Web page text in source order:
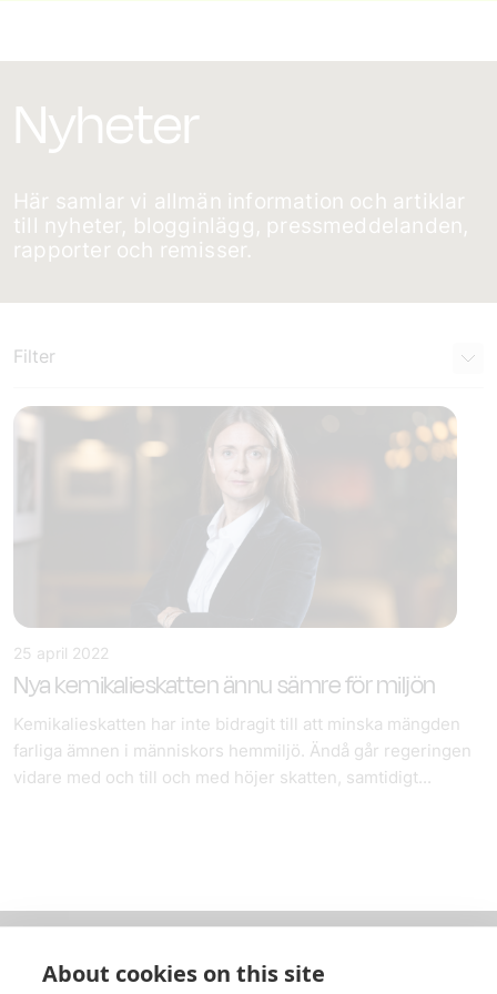
Nyheter
Här samlar vi allmän information och artiklar
till nyheter, blogginlägg, pressmeddelanden,
rapporter och remisser.
Filter
25 april 2022
Nya kemikalieskatten ännu sämre för miljön
Kemikalieskatten har inte bidragit till att minska mängden
farliga ämnen i människors hemmiljö. Ändå går regeringen
vidare med och till och med höjer skatten, samtidigt...
About cookies on this site